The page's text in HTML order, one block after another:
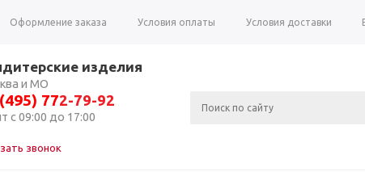
Оформление заказа Условия оплаты Условия доставки
изделия
и МО
772-79-92
с 09:00 до 17:00
звонок